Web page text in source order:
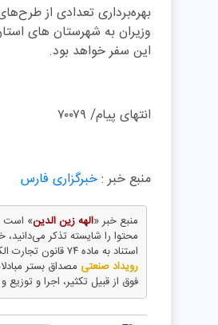
بهره‌برداری تعدادی از
وزیران به شهرستان های
این سفر خواهد بود.
انتهای پیام/ ۷۰۰۷۹
منبع خبر :خبرگزاری فارس
منبع خبر «الهه زین الدین» است
محتوا را شایسته تذکر
استناد به ماده ۷۴ قانون تجارت الکترونیک مصوب ۱۳۸۲/۱۰/۱۷ مجلس شورای اسلامی و با عنایت به اینکه
رویداد صنعتی مصداق بستر
فوق از قبیل تکثیر، اجرا و